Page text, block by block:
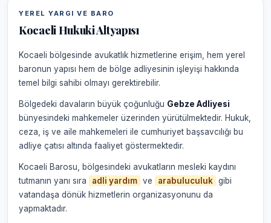
YEREL YARGI VE BARO
Kocaeli Hukuki Altyapısı
Kocaeli bölgesinde avukatlık hizmetlerine erişim, hem yerel
baronun yapısı hem de bölge adliyesinin işleyişi hakkında
temel bilgi sahibi olmayı gerektirebilir.
Bölgedeki davaların büyük çoğunluğu Gebze Adliyesi
bünyesindeki mahkemeler üzerinden yürütülmektedir. Hukuk,
ceza, iş ve aile mahkemeleri ile cumhuriyet başsavcılığı bu
adliye çatısı altında faaliyet göstermektedir.
Kocaeli Barosu, bölgesindeki avukatların mesleki kaydını
tutmanın yanı sıra
adli yardım ve arabuluculuk gibi
vatandaşa dönük hizmetlerin organizasyonunu da
yapmaktadır.